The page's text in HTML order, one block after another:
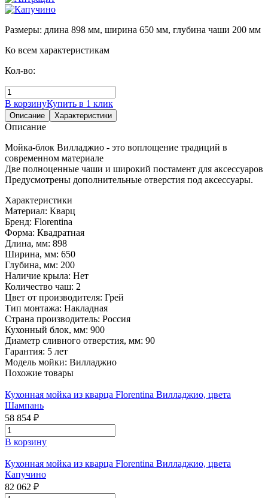
Размеры: длина 898 мм, ширина 650 мм, глубина чаши 200 мм
Ко всем характеристикам
Кол-во:
В корзинуКупить в 1 клик
Описание Характеристики
Описание
Мойка-блок Вилладжио - это воплощение традиций в
современном материале
Две полноценные чаши и широкий постамент для аксессуаров
Предусмотрены дополнительные отверстия под аксессуары.
Характеристики
Материал: Кварц
Бренд: Florentina
Форма: Квадратная
Длина, мм: 898
Ширина, мм: 650
Глубина, мм: 200
Наличие крыла: Нет
Количество чаш: 2
Цвет от производителя: Грей
Тип монтажа: Накладная
Страна производитель: Россия
Кухонный блок, мм: 900
Диаметр сливного отверстия, мм: 90
Гарантия: 5 лет
Модель мойки: Вилладжио
Похожие товары
Кухонная мойка из кварца Florentina Вилладжио, цвета
Шампань
58 854 ₽
В корзину
Кухонная мойка из кварца Florentina Вилладжио, цвета
Капучино
82 062 ₽